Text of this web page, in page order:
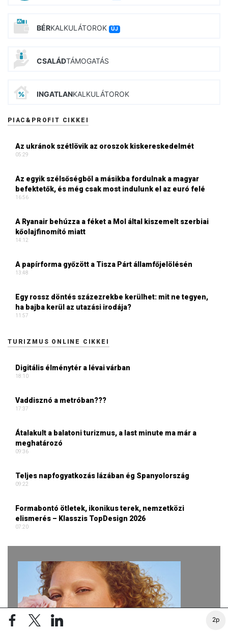
2p
BÉRKALKULÁTOROK ÚJ
CSALÁDTÁMOGATÁS
INGATLANKALKULÁTOROK
PIAC&PROFIT CIKKEI
Az ukránok szétlövik az oroszok kiskereskedelmét
05:29
Az egyik szélsőségből a másikba fordulnak a magyar
befektetők, és még csak most indulunk el az euró felé
16:56
A Ryanair behúzza a féket a Mol által kiszemelt szerbiai
kőolajfinomító miatt
14:12
A papírforma győzött a Tisza Párt államfőjelölésén
13:48
Egy rossz döntés százezrekbe kerülhet: mit ne tegyen,
ha bajba kerül az utazási irodája?
11:57
TURIZMUS ONLINE CIKKEI
Digitális élménytér a lévai várban
18:10
Vaddisznó a metróban???
17:37
Átalakult a balatoni turizmus, a last minute ma már a
meghatározó
09:36
Teljes napfogyatkozás lázában ég Spanyolország
09:22
Formabontó ötletek, ikonikus terek, nemzetközi
elismerés – Klasszis TopDesign 2026
07:20